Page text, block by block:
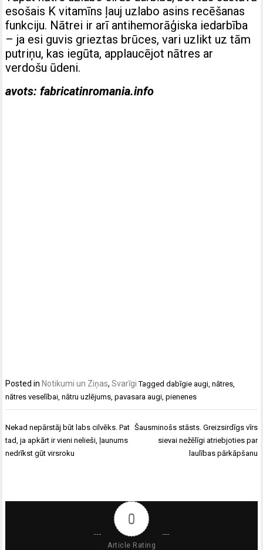
esošais K vitamīns ļauj uzlabo asins recēšanas
funkciju. Nātrei ir arī antihemorāģiska iedarbība
– ja esi guvis grieztas brūces, vari uzlikt uz tām
putriņu, kas iegūta, applaucējot nātres ar
verdošu ūdeni.
avots:fabricatinromania.info
Posted in Notikumi un Ziņas,Svarīgi Taggeddabīgie augi ,nātres
nātres veselībai ,nātru uzlējums ,pavasara augi ,pienenes
Ziņu
izvēlne
Nekad nepārstāj būt labs cilvēks. Pat
tad, ja apkārt ir vieni nelieši, ļaunums
nedrīkst gūt virsroku
Šausminošs stāsts. Greizsirdīgs vīrs
sievai nežēlīgi atriebjoties par
laulības pārkāpšanu
0
Article Rating